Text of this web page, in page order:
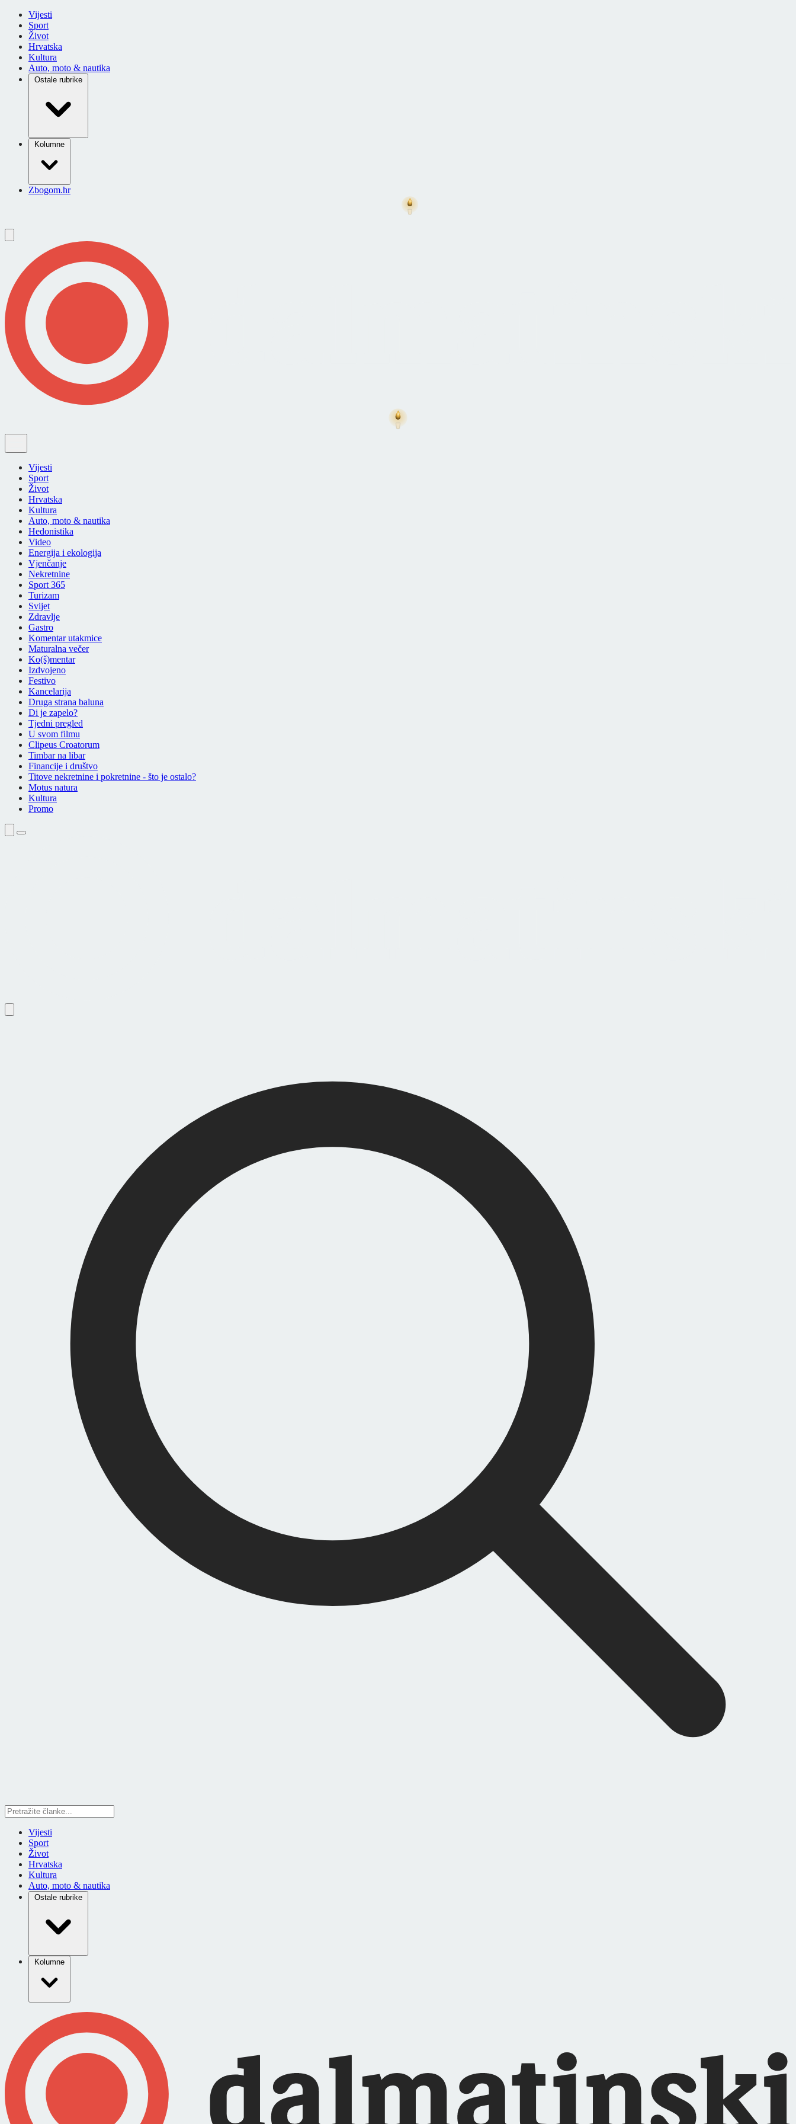
Vijesti
Sport
Život
Hrvatska
Kultura
Auto, moto & nautika
Ostale rubrike
Kolumne
Zbogom.hr
Vijesti
Sport
Život
Hrvatska
Kultura
Auto, moto & nautika
Hedonistika
Video
Energija i ekologija
Vjenčanje
Nekretnine
Sport 365
Turizam
Svijet
Zdravlje
Gastro
Komentar utakmice
Maturalna večer
Ko(š)mentar
Izdvojeno
Festivo
Kancelarija
Druga strana baluna
Di je zapelo?
Tjedni pregled
U svom filmu
Clipeus Croatorum
Timbar na libar
Financije i društvo
Titove nekretnine i pokretnine - što je ostalo?
Motus natura
Kultura
Promo
Vijesti
Sport
Život
Hrvatska
Kultura
Auto, moto & nautika
Ostale rubrike
Kolumne